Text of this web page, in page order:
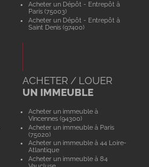
Acheter un Dépôt - Entrepôt à
Paris (75003)
Acheter un Dépôt - Entrepôt à
Saint Denis (97400)
ACHETER / LOUER
UN IMMEUBLE
Acheter un immeuble à
Vincennes (94300)
Acheter un immeuble à Paris
(75020)
Acheter un immeuble à 44 Loire-
Atlantique
Acheter un immeuble à 84